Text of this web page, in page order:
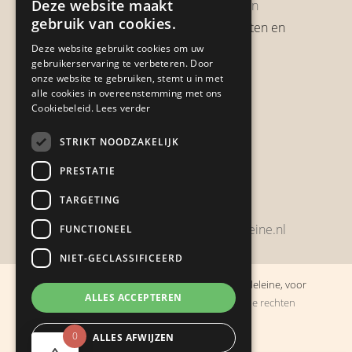
Garantie & Retourneren
Verzendbeleid, verzendkosten en
verzendtijden
Heb je een klacht?
Zwijnsbergenstraat 154
bestelling@boulevarddelamadeleine.nl
© Copyright 2019 - 2026Boulevard de la Madeleine, voor
cadeaus die je stiekem liever zelf houdt· Alle rechten
voorbehouden
Ontwikkeling door
0
Deze website maakt
gebruik van cookies.
Deze website gebruikt cookies om uw
gebruikerservaring te verbeteren. Door
onze website te gebruiken, stemt u in met
alle cookies in overeenstemming met ons
Cookiebeleid. Lees verder
STRIKT NOODZAKELIJK
PRESTATIE
TARGETING
FUNCTIONEEL
NIET-GECLASSIFICEERD
ALLES ACCEPTEREN
ALLES AFWIJZEN